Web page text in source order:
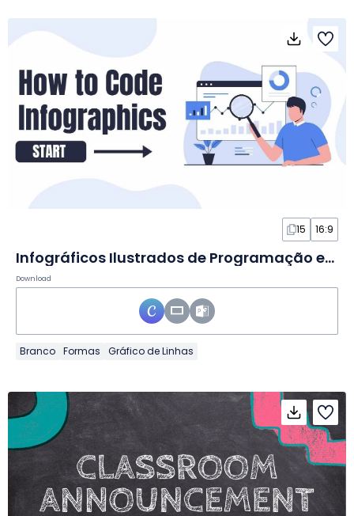
15 16:9
Infográficos Ilustrados de Programação em Slides
Download
Branco Formas Gráfico de Linhas